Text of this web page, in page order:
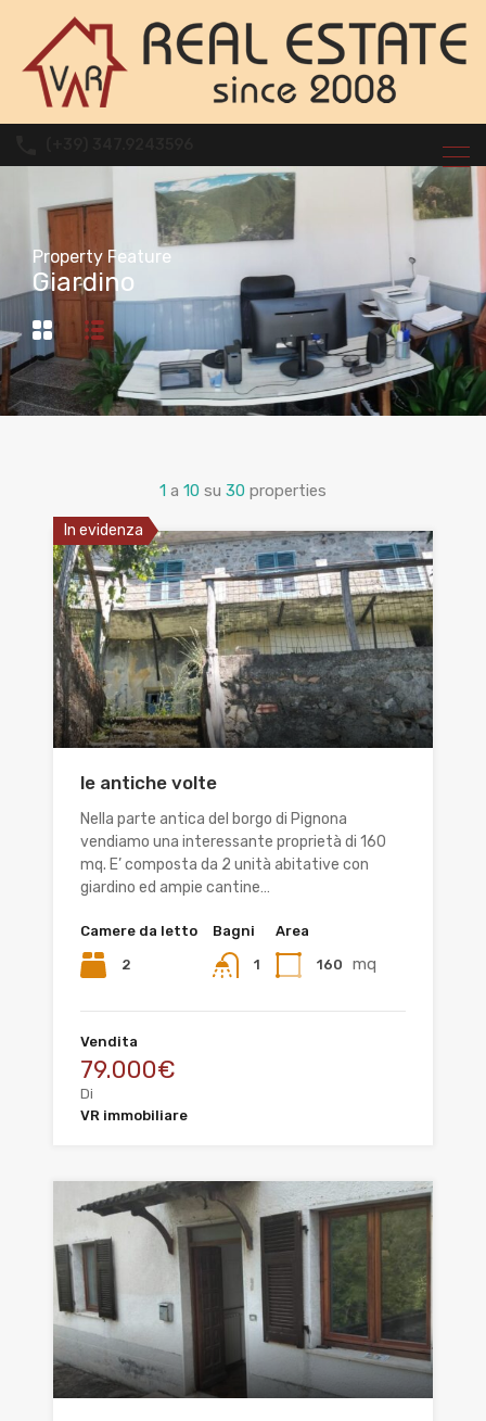
Property Feature
Giardino
1 a 10 su 30 properties
In evidenza
le antiche volte
Nella parte antica del borgo di Pignona
vendiamo una interessante proprietà di 160
mq. E’ composta da 2 unità abitative con
giardino ed ampie cantine…
Camere da letto
2
Bagni
1
Area
160 mq
Vendita
79.000€
Di
VR immobiliare